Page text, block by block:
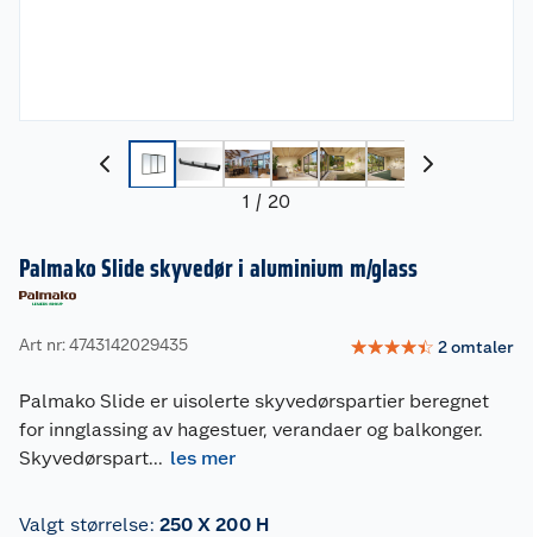
1 / 20
Palmako Slide skyvedør i aluminium m/glass
Art nr: 4743142029435 ☆☆☆☆☆ 2omtaler
Palmako Slide er uisolerte skyvedørspartier beregnet
for innglassing av hagestuer, verandaer og balkonger.
Skyvedørspart... les mer
Valgt størrelse: 250 X 200 H